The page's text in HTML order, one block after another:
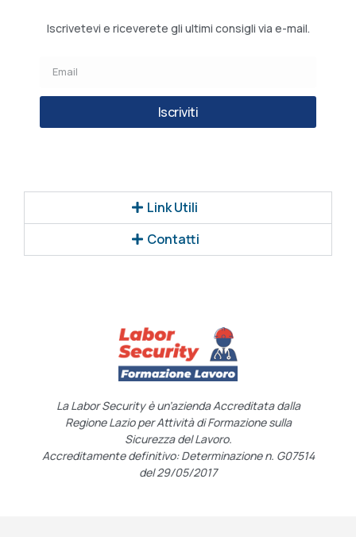
Iscrivetevi e riceverete gli ultimi consigli via e-mail.
Iscriviti
Link Utili
Contatti
La Labor Security è un’azienda Accreditata dalla
Regione Lazio per Attività di Formazione sulla
Sicurezza del Lavoro.
Accreditamente definitivo: Determinazione n. G07514
del 29/05/2017